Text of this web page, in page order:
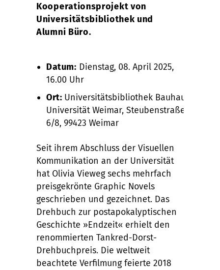
Kooperationsprojekt von
Universitätsbibliothek und
Alumni Büro.
Datum: Dienstag, 08. April 2025,
16.00 Uhr
Ort: Universitätsbibliothek Bauhaus-
Universität Weimar, Steubenstraße
6/8, 99423 Weimar
Seit ihrem Abschluss der Visuellen
Kommunikation an der Universität
hat Olivia Vieweg sechs mehrfach
preisgekrönte Graphic Novels
geschrieben und gezeichnet. Das
Drehbuch zur postapokalyptischen
Geschichte »Endzeit« erhielt den
renommierten Tankred-Dorst-
Drehbuchpreis. Die weltweit
beachtete Verfilmung feierte 2018